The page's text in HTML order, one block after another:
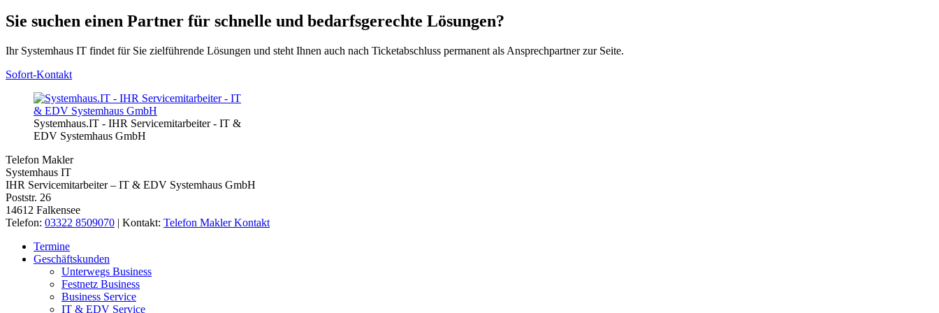
Sie suchen einen Partner für schnelle und bedarfsgerechte Lösungen?
Ihr Systemhaus IT findet für Sie zielführende Lösungen und steht Ihnen auch nach Ticketabschluss permanent als Ansprechpartner zur Seite.
Sofort-Kontakt
Systemhaus.IT - IHR Servicemitarbeiter - IT &
EDV Systemhaus GmbH
Telefon Makler
Systemhaus IT
IHR Servicemitarbeiter – IT & EDV Systemhaus GmbH
Poststr. 26
14612 Falkensee
Telefon: 03322 8509070 | Kontakt: Telefon Makler Kontakt
Termine
Geschäftskunden
Unterwegs Business
Festnetz Business
Business Service
IT & EDV Service